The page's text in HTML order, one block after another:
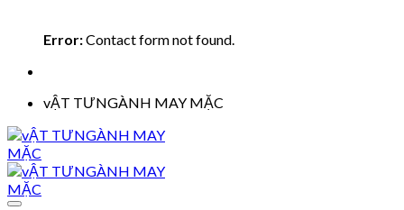
Error:Contact form not found.
vẬT TƯNGÀNH MAY MẶC